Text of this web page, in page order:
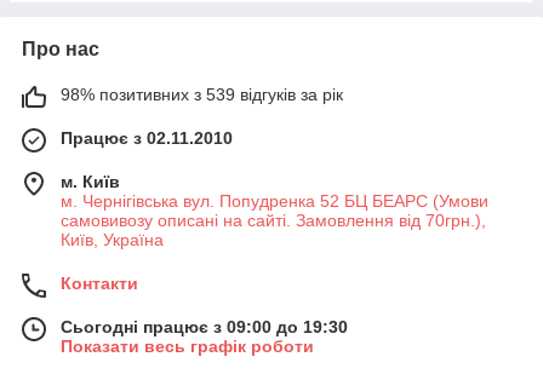
Про нас
98% позитивних з 539 відгуків за рік
Працює з 02.11.2010
м. Київ
м. Чернігівська вул. Попудренка 52 БЦ БЕАРС (Умови
самовивозу описані на сайті. Замовлення від 70грн.),
Київ, Україна
Контакти
Сьогодні працює з 09:00 до 19:30
Показати весь графік роботи